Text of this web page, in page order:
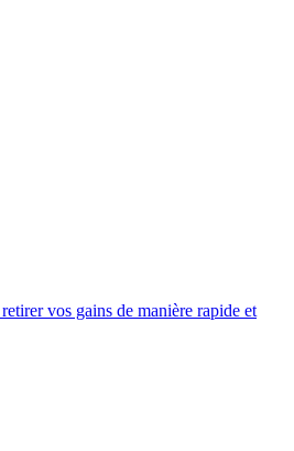
vos gains de manière rapide et